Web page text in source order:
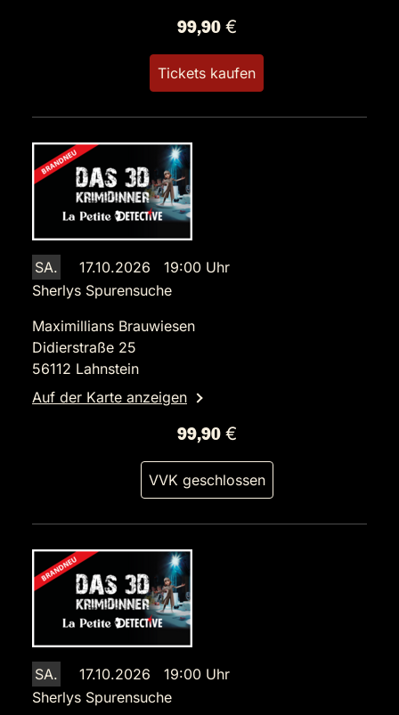
99,90 €
Tickets kaufen
SA.
17.10.2026 19:00 Uhr
Sherlys Spurensuche
Maximillians Brauwiesen
Didierstraße 25
56112 Lahnstein
Auf der Karte anzeigen
99,90 €
VVK geschlossen
SA.
17.10.2026 19:00 Uhr
Sherlys Spurensuche